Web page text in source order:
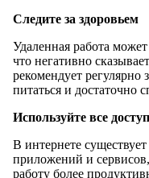
Следите за здоровьем
Удаленная работа
что негативно
рекомендует регулярно
питаться и достаточно
Используйте все
В интернете
приложений и
работу более